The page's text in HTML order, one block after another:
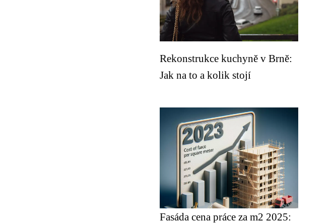
Rekonstrukce kuchyně v Brně:
Jak na to a kolik stojí
Fasáda cena práce za m2 2025: